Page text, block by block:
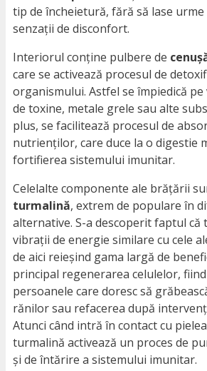
tip de încheietură, fără să lase
senzații de disconfort.
Interiorul conține pulbere de
care se activează procesul de
organismului. Astfel se împiedică
de toxine, metale grele sau alte
plus, se facilitează procesul de
nutrienților, care duce la o digestie
fortifierea sistemului imunitar.
Celelalte componente ale brățării
turmalină, extrem de populare în
alternative. S-a descoperit faptul
vibrații de energie similare cu cele
de aici reieșind gama largă de
principal regenerarea celulelor,
persoanele care doresc să
rănilor sau refacerea după
Atunci când intră în contact cu
turmalină activează un proces de
și de întărire a sistemului imunitar.